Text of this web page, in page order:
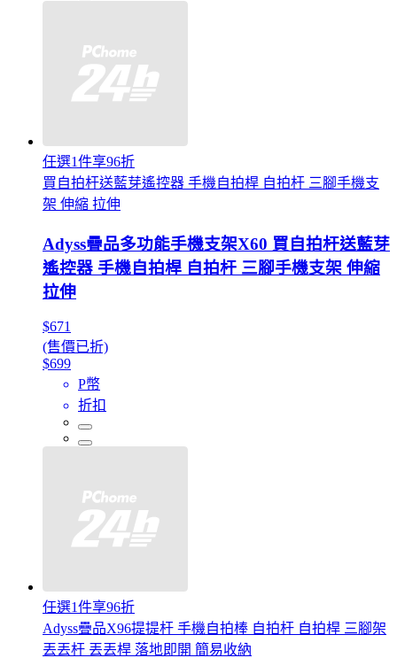
任選1件享96折
買自拍杆送藍芽遙控器 手機自拍桿 自拍杆 三腳手機支
架 伸縮 拉伸
Adyss疊品多功能手機支架X60 買自拍杆送藍芽
遙控器 手機自拍桿 自拍杆 三腳手機支架 伸縮
拉伸
$671
(售價已折)
$699
P幣
折扣
任選1件享96折
Adyss疊品X96提提杆 手機自拍棒 自拍杆 自拍桿 三腳架
丟丟杆 丟丟桿 落地即開 簡易收納